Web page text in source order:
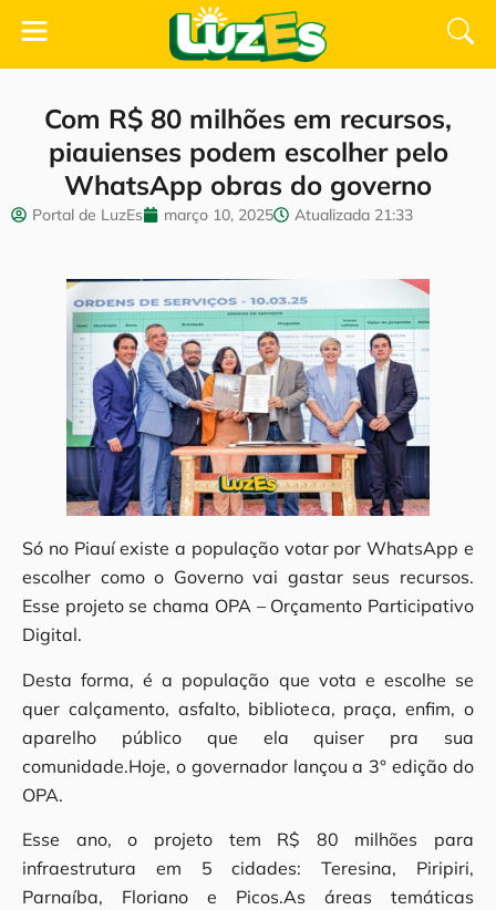
Com R$ 80 milhões em recursos,
piauienses podem escolher pelo
WhatsApp obras do governo
Portal de LuzEs março 10, 2025 Atualizada 21:33
Só no Piauí existe a população votar por WhatsApp e
escolher como o Governo vai gastar seus recursos.
Esse projeto se chama OPA – Orçamento Participativo
Digital.
Desta forma, é a população que vota e escolhe se
quer calçamento, asfalto, biblioteca, praça, enfim, o
aparelho público que ela quiser pra sua
comunidade.Hoje, o governador lançou a 3° edição do
OPA.
Esse ano, o projeto tem R$ 80 milhões para
infraestrutura em 5 cidades: Teresina, Piripiri,
Parnaíba, Floriano e Picos.As áreas temáticas